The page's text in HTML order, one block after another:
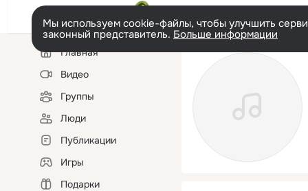
Мы используем cookie-файлы, чтобы улучшить
законный представитель. Больше информации
Левая
колонкаГлавная
Видео
Группы
Люди
Публикации
Игры
Подарки